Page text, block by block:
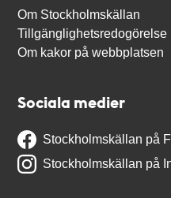
Om Stockholmskällan
Tillgänglighetsredogörelse
Om kakor på webbplatsen
Sociala medier
Stockholmskällan på
Stockholmskällan på